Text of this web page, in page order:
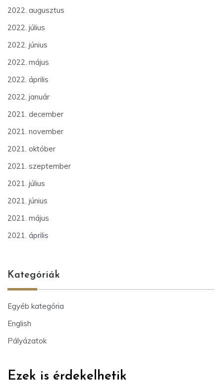
2022. augusztus
2022. július
2022. június
2022. május
2022. április
2022. január
2021. december
2021. november
2021. október
2021. szeptember
2021. július
2021. június
2021. május
2021. április
Kategóriák
Egyéb kategória
English
Pályázatok
Ezek is érdekelhetik